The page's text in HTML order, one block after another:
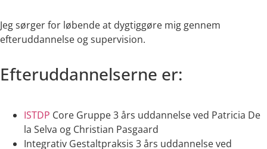
Jeg sørger for løbende at dygtiggøre mig gennem
efteruddannelse og supervision.
Efteruddannelserne er:
ISTDP Core Gruppe 3 års uddannelse ved Patricia De
la Selva og Christian Pasgaard
Integrativ Gestaltpraksis 3 års uddannelse ved